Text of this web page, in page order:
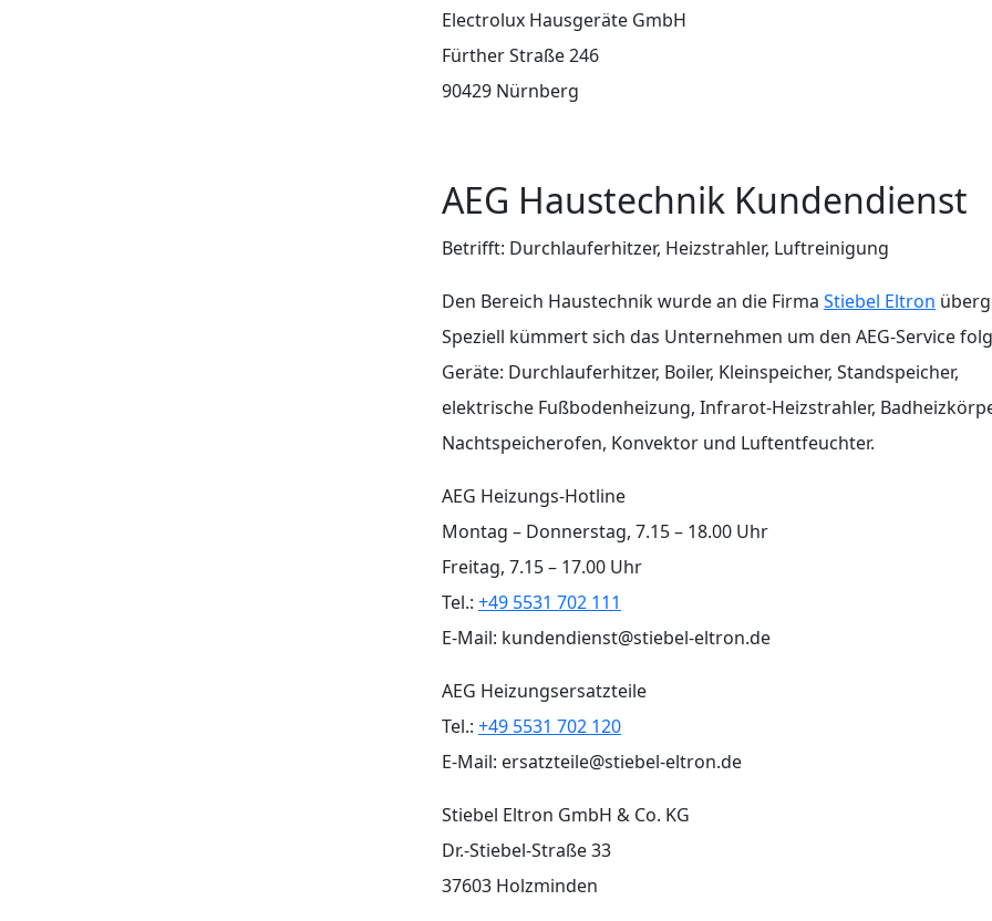
Electrolux Hausgeräte GmbH
Fürther Straße 246
90429 Nürnberg
AEG Haustechnik Kundendienst
Betrifft: Durchlauferhitzer, Heizstrahler, Luftreinigung
Den Bereich Haustechnik wurde an die Firma Stiebel Eltron
Speziell kümmert sich das Unternehmen um den AEG-Service
Geräte: Durchlauferhitzer, Boiler, Kleinspeicher, Standspeicher,
elektrische Fußbodenheizung, Infrarot-Heizstrahler,
Nachtspeicherofen, Konvektor und Luftentfeuchter.
AEG Heizungs-Hotline
Montag – Donnerstag, 7.15 – 18.00 Uhr
Freitag, 7.15 – 17.00 Uhr
Tel.: +49 5531 702 111
E-Mail: kundendienst@stiebel-eltron.de
AEG Heizungsersatzteile
Tel.: +49 5531 702 120
E-Mail: ersatzteile@stiebel-eltron.de
Stiebel Eltron GmbH & Co. KG
Dr.-Stiebel-Straße 33
37603 Holzminden